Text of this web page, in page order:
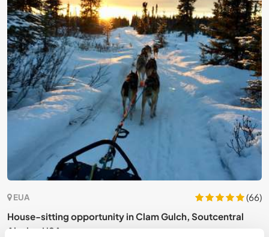
EUA
(66)
House-sitting opportunity in Clam Gulch, Soutcentral
Alaska, USA